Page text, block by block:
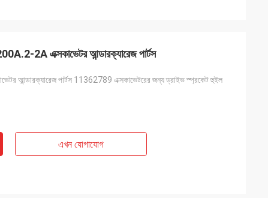
2A এক্সকাভেটর আন্ডারক্যারেজ পার্টস
আন্ডারক্যারেজ পার্টস 11362789 এক্সকাভেটরের জন্য ড্রাইভ স্প্রকেট হুইল
এখন যোগাযোগ